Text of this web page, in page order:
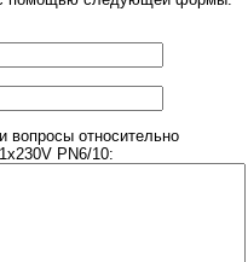
относительно
PN6/10: